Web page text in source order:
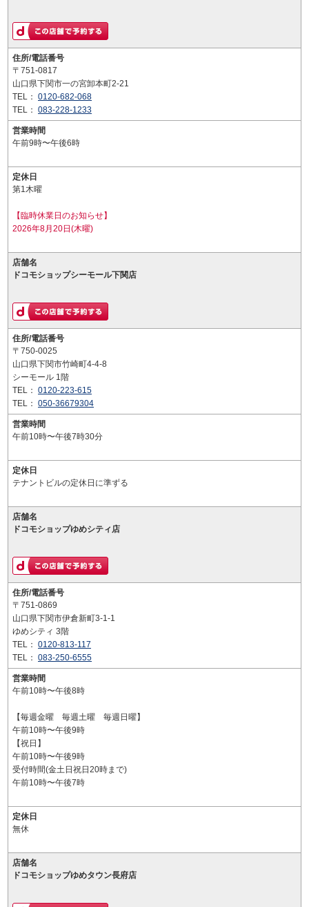
住所/電話番号
〒751-0817
山口県下関市一の宮卸本町2-21
TEL： 0120-682-068
TEL： 083-228-1233
営業時間
午前9時〜午後6時
定休日
第1木曜
【臨時休業日のお知らせ】
2026年8月20日(木曜)
店舗名
ドコモショップシーモール下関店
住所/電話番号
〒750-0025
山口県下関市竹崎町4-4-8
シーモール 1階
TEL： 0120-223-615
TEL： 050-36679304
営業時間
午前10時〜午後7時30分
定休日
テナントビルの定休日に準ずる
店舗名
ドコモショップゆめシティ店
住所/電話番号
〒751-0869
山口県下関市伊倉新町3-1-1
ゆめシティ 3階
TEL： 0120-813-117
TEL： 083-250-6555
営業時間
午前10時〜午後8時
【毎週金曜 毎週土曜 毎週日曜】
午前10時〜午後9時
【祝日】
午前10時〜午後9時
受付時間(金土日祝日20時まで)
午前10時〜午後7時
定休日
無休
店舗名
ドコモショップゆめタウン長府店